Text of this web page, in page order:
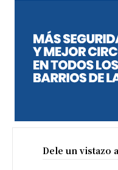
Dele un vistazo